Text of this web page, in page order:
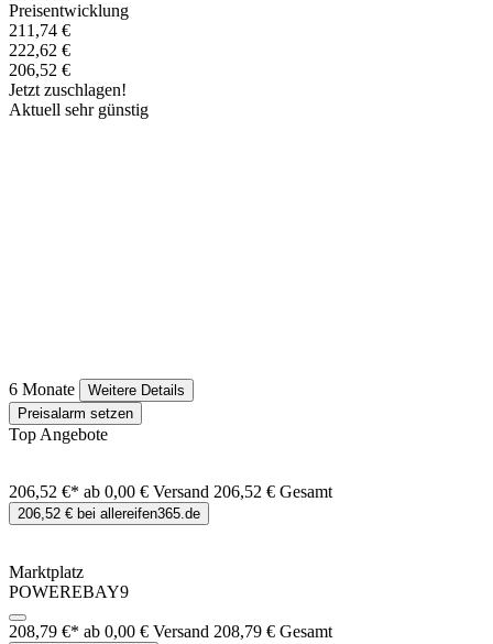
Preisentwicklung
211,74 €
222,62 €
206,52 €
Jetzt zuschlagen!
Aktuell sehr günstig
6 Monate
Weitere Details
Preisalarm setzen
Top Angebote
206,52 €* ab 0,00 € Versand 206,52 € Gesamt
206,52 € bei allereifen365.de
Marktplatz
POWEREBAY9
208,79 €* ab 0,00 € Versand 208,79 € Gesamt